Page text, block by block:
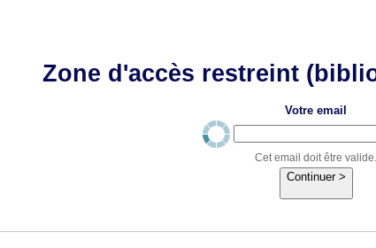
Zone d'accès restreint
Votre email
Cet email doit être valide.
Continuer >